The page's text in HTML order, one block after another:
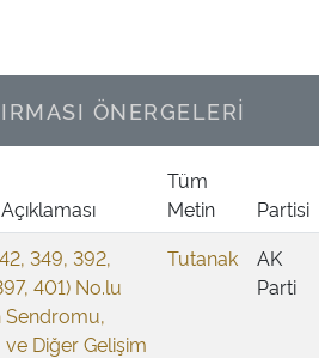
ÖNERGELERİ
Tüm
Metin
Partisi
349, 392,
401) No.lu
Sendromu,
Diğer Gelişim
Tutanak
AK
Parti